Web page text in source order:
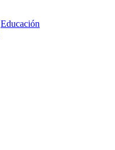
Educación